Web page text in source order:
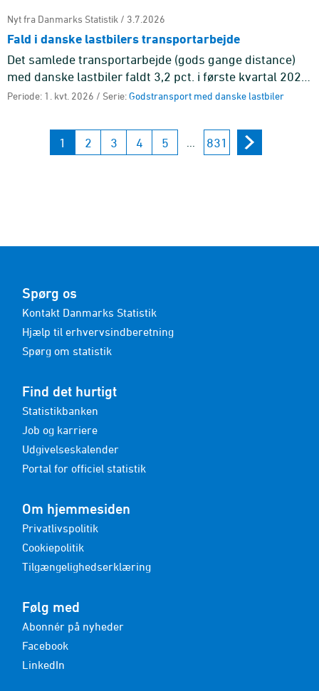
Nyt fra Danmarks Statistik / 3.7.2026
Fald i danske lastbilers transportarbejde
Det samlede transportarbejde (gods gange distance)
med danske lastbiler faldt 3,2 pct. i første kvartal 2026
sammenlignet med fjerde kvartal 2025 og endte på 4,1
Periode: 1. kvt. 2026 / Serie:Godstransport med danske lastbiler
1 2 3 4 5 831
Spørg os
Kontakt Danmarks Statistik
Hjælp til erhvervsindberetning
Spørg om statistik
Find det hurtigt
Statistikbanken
Job og karriere
Udgivelseskalender
Portal for officiel statistik
Om hjemmesiden
Privatlivspolitik
Cookiepolitik
Tilgængelighedserklæring
Følg med
Abonnér på nyheder
Facebook
LinkedIn